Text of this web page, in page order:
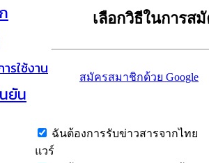
รใช้งาน
ยัน
เลือกวิธีในการส
สมัครสมาชิกด้วย Google
ฉันต้องการรับข่าวสารจากไทย
แวร์